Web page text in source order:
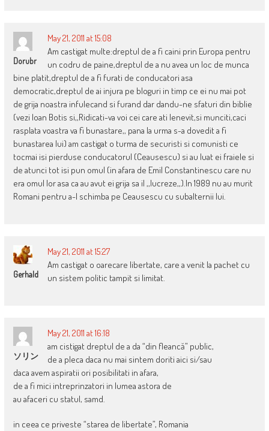
Dorubr
May 21, 2011 at 15:08
Am castigat multe:dreptul de a fi caini prin Europa pentru
un codru de paine,dreptul de a nu avea un loc de munca
bine platit,dreptul de a fi furati de conducatori asa
democratic,dreptul de ai injura pe bloguri in timp ce ei nu mai pot
de grija noastra infulecand si furand dar dandu-ne sfaturi din biblie
(vezi Ioan Botis si,,Ridicati-va voi cei care ati lenevit,si munciti,caci
rasplata voastra va fi bunastare,, pana la urma s-a dovedit a fi
bunastarea lui) am castigat o turma de securisti si comunisti ce
tocmai isi pierduse conducatorul (Ceausescu) si au luat ei fraiele si
de atunci tot isi pun omul (in afara de Emil Constantinescu care nu
era omul lor asa ca au avut ei grija sa il ,,lucreze,,).In 1989 nu au murit
Romani pentru a-l schimba pe Ceausescu cu subalternii lui.
Gerhald
May 21, 2011 at 15:27
Am castigat o oarecare libertate, care a venit la pachet cu
un sistem politic tampit si limitat.
ソリン
May 21, 2011 at 16:18
am cistigat dreptul de a da “din fleancă” public,
de a pleca daca nu mai sintem doriti aici si/sau
daca avem aspiratii ori posibilitati in afara,
de a fi mici intreprinzatori in lumea astora de
au afaceri cu statul, samd.
in ceea ce priveste “starea de libertate”, Romania